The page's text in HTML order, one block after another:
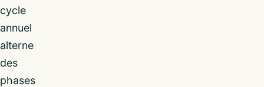
cycle
annuel
alterne
des
phases